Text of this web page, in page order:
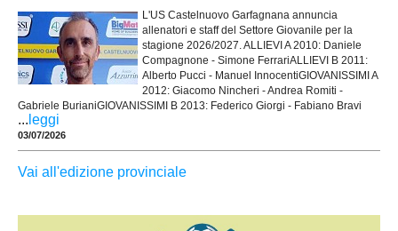
L'US Castelnuovo Garfagnana annuncia
allenatori e staff del Settore Giovanile per la
stagione 2026/2027. ALLIEVI A 2010: Daniele
Compagnone - Simone FerrariALLIEVI B 2011:
Alberto Pucci - Manuel InnocentiGIOVANISSIMI A
2012: Giacomo Nincheri - Andrea Romiti -
Gabriele BurianiGIOVANISSIMI B 2013: Federico Giorgi - Fabiano Bravi
... leggi
03/07/2026
Vai all'edizione provinciale